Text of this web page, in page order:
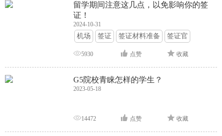
留学期间注意这几点，以免影响你的签
证！
2024-10-31
机场 签证 签证材料准备 签证官
签证面试 签证申请攻略
5930 点赞 收藏
G5院校青睐怎样的学生？
2023-05-18
14472 点赞 收藏